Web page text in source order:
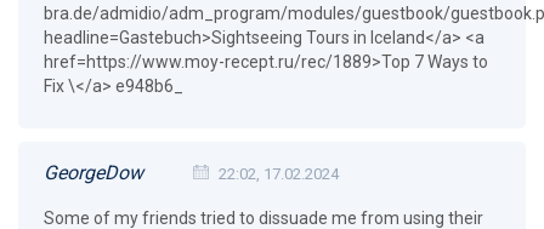
bra.de/admidio/adm_program/modules/guestbook/
headline=Gastebuch>Sightseeing Tours in Iceland</a> <a
href=https://www.moy-recept.ru/rec/1889>Top 7 Ways to
Fix \</a> e948b6_
GeorgeDow 22:02, 17.02.2024
Some of my friends tried to dissuade me from using their